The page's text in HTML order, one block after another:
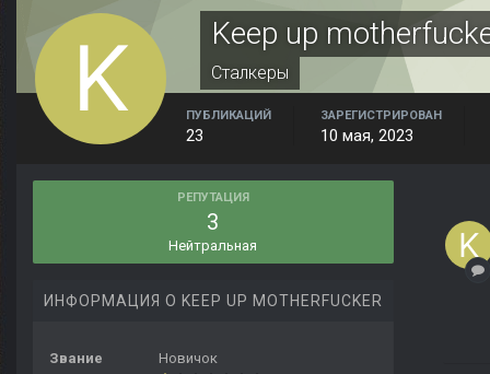
Keep up
Сталкеры
ПУБЛИКАЦИЙ
23
ЗАРЕГИСТРИРОВАН
10 мая, 2023
РЕПУТАЦИЯ
3
Нейтральная
ИНФОРМАЦИЯ О KEEP UP MOTHERFUCKER
Звание Новичок